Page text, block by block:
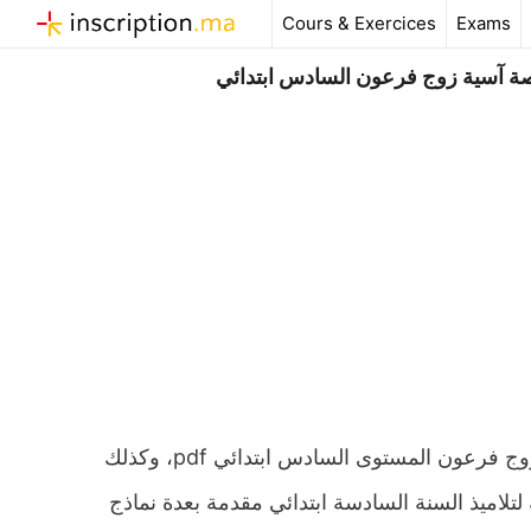
au
Cours & Exercices Exams
آسية زوج فرعون السادس ابتدائي
ملخص و تمارين وحلول درس القسط – الإيمان والإيواء: قصة آسية زوج فرعون المستوى السادس ابتدائي pdf، وكذلك
السنة السادسة ابتدائي مقدمة بعدة نماذج